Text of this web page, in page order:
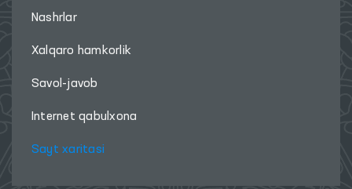
Nashrlar
Xalqaro hamkorlik
Savol-javob
Internet qabulxona
Sayt xaritasi